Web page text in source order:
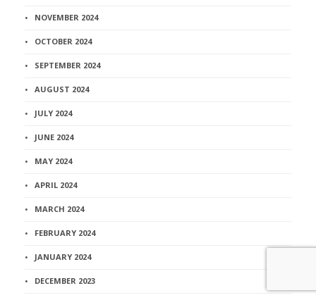
NOVEMBER 2024
OCTOBER 2024
SEPTEMBER 2024
AUGUST 2024
JULY 2024
JUNE 2024
MAY 2024
APRIL 2024
MARCH 2024
FEBRUARY 2024
JANUARY 2024
DECEMBER 2023